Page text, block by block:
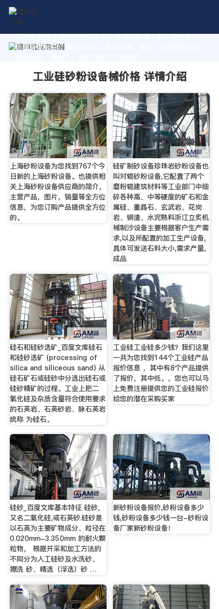
作为专业的 工业硅砂粉设备械价格 制造厂家，我们致力于为
您量身定制高价值的粉体加工系统方案。获取厂家直销报价及
工业硅砂粉设备械价格 详情介绍
上海砂粉设备为您找到767个今
日新的上海砂粉设备。也提供相
关上海砂粉设备供应商的简介，
主营产品，图片，销量等全方位
信息，为您订购产品提供全方位
的。
硅矿制砂设备珍珠岩砂粉设备也
叫对辊砂粉设备,它配置了两个
磨粉辊建筑材料等工业部门中细
碎各种高、中等硬度的矿石和金
属硅、重晶石、玄武岩、花岗
岩、钢渣、水泥熟料浙江立炙机
械制沙设备主要根据客户生产需
求,以及所配置的加工生产设备,
具体可发送石料大小,需求产量,
成品
硅石和硅砂选矿_百度文库硅石
和硅砂选矿 (processing of
silica and siliceous sand) 从
硅石矿石或硅砂中分选出硅石或
硅砂精矿的过程。工业上把二
氧化硅及杂质含量符合使用要求
的石英岩、石英砂岩、脉石英岩
统称 为硅石。
工业硅工业硅多少钱？我们这里
一共为您找到144个工业硅产品
报价信息 ，其中有8个产品提供
了报价，其中低。，您也可以马
上免费注册提供您的工业硅报价
给您的潜在采购买家
硅砂_百度文库基本特征 硅砂,
又名二氧化硅,或石英砂.硅砂是
以石英为主要矿物成分、粒径在
0.020mm-3.350mm 的耐火颗
粒物， 根据开采和加工方法的
不同分为人工硅砂及水洗砂、
擦洗 砂、精选（浮选）砂 …
新砂粉设备报价,砂粉设备多少
钱,砂粉设备多少钱一台-砂粉设
备厂家新砂粉设备！